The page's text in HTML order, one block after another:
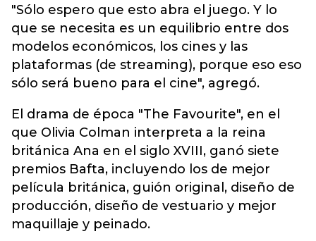
"Sólo espero que esto abra el juego. Y lo
que se necesita es un equilibrio entre dos
modelos económicos, los cines y las
plataformas (de streaming), porque eso eso
sólo será bueno para el cine", agregó.
El drama de época "The Favourite", en el
que Olivia Colman interpreta a la reina
británica Ana en el siglo XVIII, ganó siete
premios Bafta, incluyendo los de mejor
película británica, guión original, diseño de
producción, diseño de vestuario y mejor
maquillaje y peinado.